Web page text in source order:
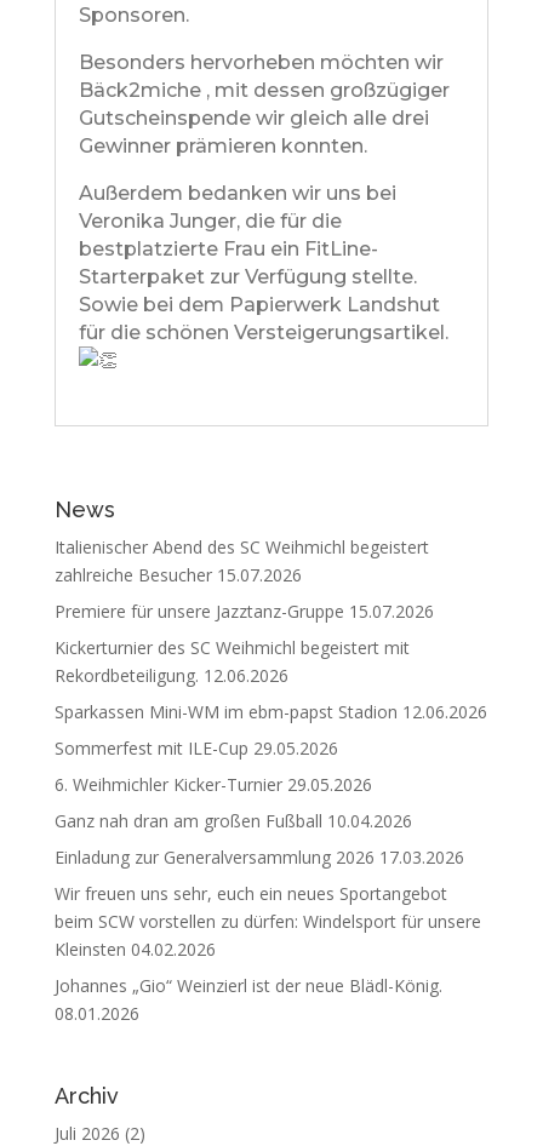
Sponsoren.
Besonders hervorheben möchten wir
Bäck2miche , mit dessen großzügiger
Gutscheinspende wir gleich alle drei
Gewinner prämieren konnten.
Außerdem bedanken wir uns bei
Veronika Junger, die für die
bestplatzierte Frau ein FitLine-
Starterpaket zur Verfügung stellte.
Sowie bei dem Papierwerk Landshut
für die schönen Versteigerungsartikel.
News
Italienischer Abend des SC Weihmichl begeistert
zahlreiche Besucher 15.07.2026
Premiere für unsere Jazztanz-Gruppe 15.07.2026
Kickerturnier des SC Weihmichl begeistert mit
Rekordbeteiligung. 12.06.2026
Sparkassen Mini-WM im ebm-papst Stadion 12.06.2026
Sommerfest mit ILE-Cup 29.05.2026
6. Weihmichler Kicker-Turnier 29.05.2026
Ganz nah dran am großen Fußball 10.04.2026
Einladung zur Generalversammlung 2026 17.03.2026
Wir freuen uns sehr, euch ein neues Sportangebot
beim SCW vorstellen zu dürfen: Windelsport für unsere
Kleinsten 04.02.2026
Johannes „Gio“ Weinzierl ist der neue Blädl-König.
08.01.2026
Archiv
Juli 2026 (2)